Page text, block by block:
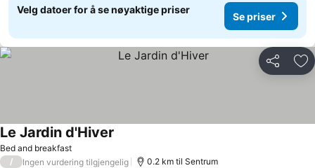
Velg datoer for å se nøyaktige priser
Se priser
Del
Bed and breakfast
Le Jardin d'Hiver
/ Ingen vurdering tilgjengelig 0.2 km til Sentrum